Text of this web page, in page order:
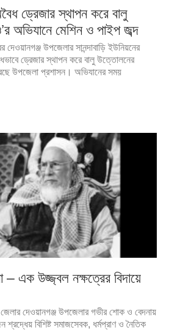
ড্রেজার স্থাপন করে বালু
মেশিন ও পাইপ জব্দ
উপজেলার সানন্দাবাড়ি ইউনিয়নের
ড্রেজার স্থাপন করে বালু উত্তোলনের
উপজেলা প্রশাসন। অভিযানের সময়
– এক উজ্জ্বল নক্ষত্রের বিদায়ে
দেওয়ানগঞ্জ উপজেলার গভীর শোক ও বেদনায়
বিশিষ্ট সমাজসেবক, ধর্মপ্রাণ ও নৈতিক